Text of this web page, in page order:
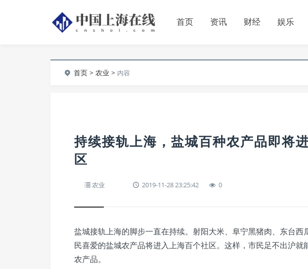
首页 资讯 财经 娱乐
首页 >农业 > 内容
持续接轨上海，盐城百种农产品即将
区
农业 2019-11-28 23:25:42 0
盐城接轨上海的脚步一直在持续。射阳大米、阜宁黑猪肉、东台
民喜爱的盐城农产品将进入上海百个社区。这样，市民足不出沪就
农产品。